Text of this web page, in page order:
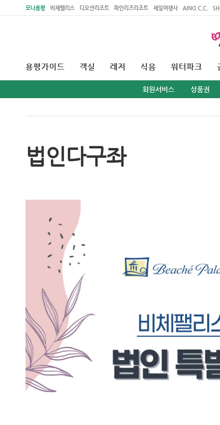
모나용평 비체팰리스 디오션리조트 파인리즈리조트 세일여행사 AINO C.C.
용평가이드 객실 레저 식음 워터파크
회원서비스 상품권
법인다구좌